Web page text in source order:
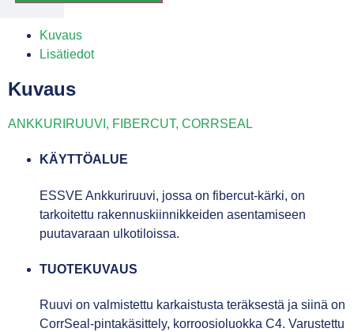
Kuvaus
Lisätiedot
Kuvaus
ANKKURIRUUVI, FIBERCUT, CORRSEAL
KÄYTTÖALUE
ESSVE Ankkuriruuvi, jossa on fibercut-kärki, on
tarkoitettu rakennuskiinnikkeiden asentamiseen
puutavaraan ulkotiloissa.
TUOTEKUVAUS
Ruuvi on valmistettu karkaistusta teräksestä ja siinä on
CorrSeal-pintakäsittely, korroosioluokka C4. Varustettu